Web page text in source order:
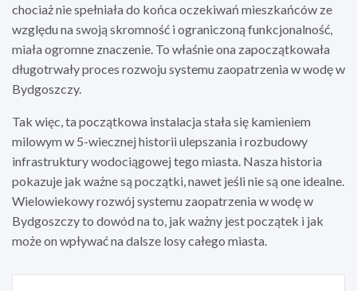
chociaż nie spełniała do końca oczekiwań mieszkańców ze
względu na swoją skromność i ograniczoną funkcjonalność,
miała ogromne znaczenie. To właśnie ona zapoczątkowała
długotrwały proces rozwoju systemu zaopatrzenia w wodę w
Bydgoszczy.
Tak więc, ta początkowa instalacja stała się kamieniem
milowym w 5-wiecznej historii ulepszania i rozbudowy
infrastruktury wodociągowej tego miasta. Nasza historia
pokazuje jak ważne są początki, nawet jeśli nie są one idealne.
Wielowiekowy rozwój systemu zaopatrzenia w wodę w
Bydgoszczy to dowód na to, jak ważny jest początek i jak
może on wpływać na dalsze losy całego miasta.